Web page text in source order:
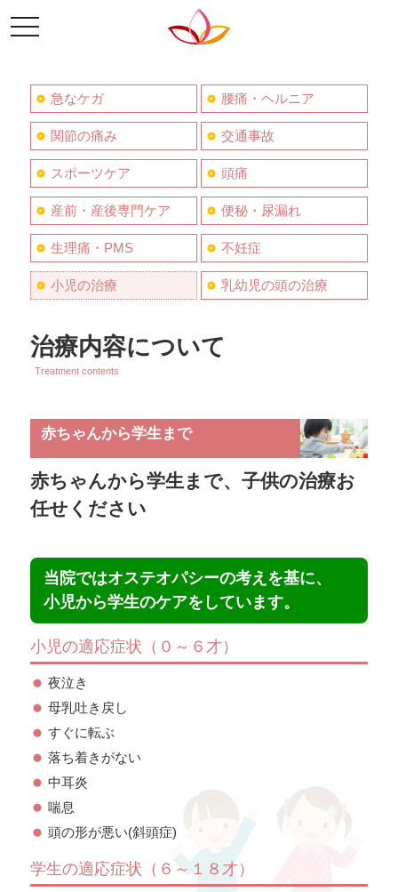
toggle
navigation
急なケガ 腰痛・ヘルニア
関節の痛み 交通事故
スポーツケア 頭痛
産前・産後専門ケア 便秘・尿漏れ
生理痛・PMS 不妊症
小児の治療 乳幼児の頭の治療
治療内容について
Treatment contents
赤ちゃんから学生まで
赤ちゃんから学生まで、子供の治療お
任せください
当院ではオステオパシーの考えを基に、
小児から学生のケアをしています。
小児の適応症状（０～６才）
夜泣き
母乳吐き戻し
すぐに転ぶ
落ち着きがない
中耳炎
喘息
頭の形が悪い(斜頭症)
学生の適応症状（６～１８才）